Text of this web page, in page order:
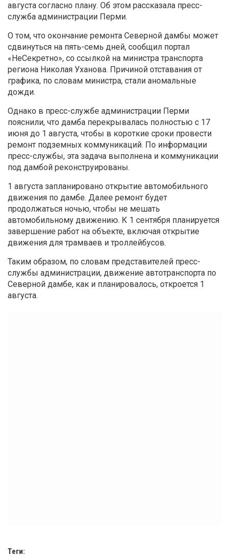
августа согласно плану. Об этом рассказала пресс-
служба администрации Перми.
О том, что окончание ремонта Северной дамбы может
сдвинуться на пять-семь дней, сообщил портал
«НеСекретно», со ссылкой на министра транспорта
региона Николая Уханова. Причиной отставания от
графика, по словам министра, стали аномальные
дожди.
Однако в пресс-службе администрации Перми
пояснили, что дамба перекрывалась полностью с 17
июня до 1 августа, чтобы в короткие сроки провести
ремонт подземных коммуникаций. По информации
пресс-службы, эта задача выполнена и коммуникации
под дамбой реконструированы.
1 августа запланировано открытие автомобильного
движения по дамбе. Далее ремонт будет
продолжаться ночью, чтобы не мешать
автомобильному движению. К 1 сентября планируется
завершение работ на объекте, включая открытие
движения для трамваев и троллейбусов.
Таким образом, по словам представителей пресс-
службы администрации, движение автотранспорта по
Северной дамбе, как и планировалось, откроется 1
августа.
Теги: